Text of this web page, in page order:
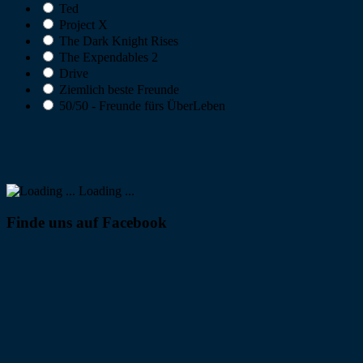
Ted
Project X
The Dark Knight Rises
The Expendables 2
Drive
Ziemlich beste Freunde
50/50 - Freunde fürs ÜberLeben
Loading ...
Finde uns auf Facebook